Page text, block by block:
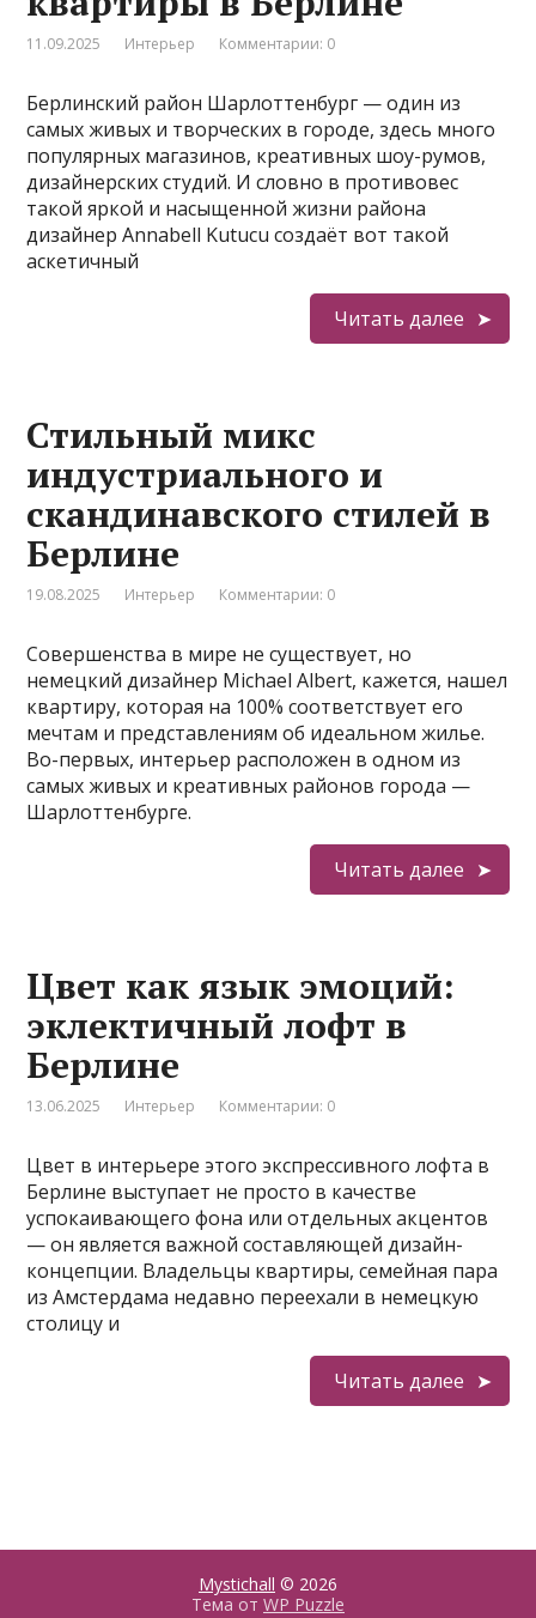
11.09.2025 Интерьер Комментарии: 0
Берлинский район Шарлоттенбург — один из
самых живых и творческих в городе, здесь много
популярных магазинов, креативных шоу-румов,
дизайнерских студий. И словно в противовес
такой яркой и насыщенной жизни района
дизайнер Annabell Kutucu создаёт вот такой
аскетичный
Читать далее
Стильный микс
индустриального и
скандинавского стилей в
Берлине
19.08.2025 Интерьер Комментарии: 0
Совершенства в мире не существует, но
немецкий дизайнер Michael Albert, кажется, нашел
квартиру, которая на 100% соответствует его
мечтам и представлениям об идеальном жилье.
Во-первых, интерьер расположен в одном из
самых живых и креативных районов города —
Шарлоттенбурге.
Читать далее
Цвет как язык эмоций:
эклектичный лофт в
Берлине
13.06.2025 Интерьер Комментарии: 0
Цвет в интерьере этого экспрессивного лофта в
Берлине выступает не просто в качестве
успокаивающего фона или отдельных акцентов
— он является важной составляющей дизайн-
концепции. Владельцы квартиры, семейная пара
из Амстердама недавно переехали в немецкую
столицу и
Читать далее
Mystichall © 2026
Тема от WP Puzzle